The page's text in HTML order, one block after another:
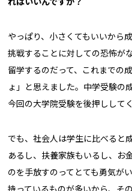
やっぱり、小さくてもいいから
挑戦することに対しての恐怖が
留学するのだって、これまでの
ょ」と思えました。中学受験の
今回の大学院受験を後押しして
でも、社会人は学生に比べると
あるし、扶養家族もいるし、お
のを手放すのってとても勇気が
持っているものが多いから、そ